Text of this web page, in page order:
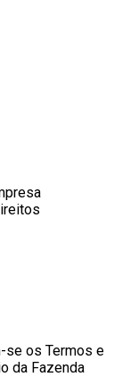
se os Termos e
da Fazenda